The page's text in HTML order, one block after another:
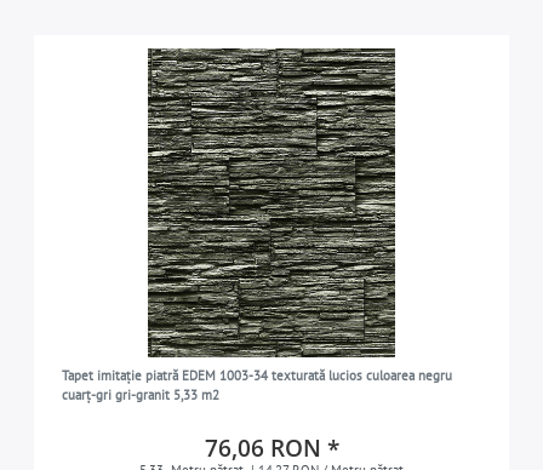
Tapet imitație piatră EDEM 1003-34 texturată lucios culoarea negru
cuarț-gri gri-granit 5,33 m2
76,06 RON *